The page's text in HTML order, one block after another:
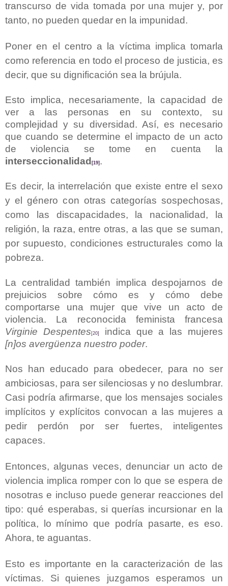
transcurso de vida tomada por una mujer y, por
tanto, no pueden quedar en la impunidad.
Poner en el centro a la víctima implica tomarla
como referencia en todo el proceso de justicia, es
decir, que su dignificación sea la brújula.
Esto implica, necesariamente, la capacidad de
ver a las personas en su contexto, su
complejidad y su diversidad. Así, es necesario
que cuando se determine el impacto de un acto
de violencia se tome en cuenta la
interseccionalidad [19] .
Es decir, la interrelación que existe entre el sexo
y el género con otras categorías sospechosas,
como las discapacidades, la nacionalidad, la
religión, la raza, entre otras, a las que se suman,
por supuesto, condiciones estructurales como la
pobreza.
La centralidad también implica despojarnos de
prejuicios sobre cómo es y cómo debe
comportarse una mujer que vive un acto de
violencia. La reconocida feminista francesa
Virginie Despentes [20]
indica que a las mujeres
[n]os avergüenza nuestro poder.
Nos han educado para obedecer, para no ser
ambiciosas, para ser silenciosas y no deslumbrar.
Casi podría afirmarse, que los mensajes sociales
implícitos y explícitos convocan a las mujeres a
pedir perdón por ser fuertes, inteligentes
capaces.
Entonces, algunas veces, denunciar un acto de
violencia implica romper con lo que se espera de
nosotras e incluso puede generar reacciones del
tipo: qué esperabas, si querías incursionar en la
política, lo mínimo que podría pasarte, es eso.
Ahora, te aguantas.
Esto es importante en la caracterización de las
víctimas. Si quienes juzgamos esperamos un